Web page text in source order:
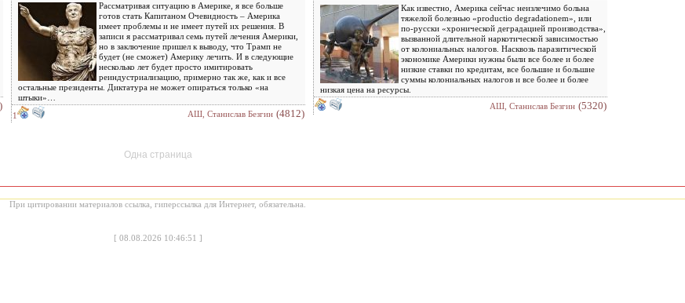
Рассматривая ситуацию в Америке, я все больше
готов стать Капитаном Очевидность – Америка
имеет проблемы и не имеет путей их решения. В
записи я рассматривал семь путей лечения Америки,
но в заключение пришел к выводу, что Трамп не
будет (не сможет) Америку лечить. И в следующие
несколько лет будет просто имитировать
реиндустриализацию, примерно так же, как и все
остальные президенты. Диктатура не может опираться только «на
штыки»…
1
АШ, Станислав Безгин (4812)
Как известно, Америка сейчас неизлечимо больна
тяжелой болезнью «productio degradationem», или
по-русски «хронической деградацией производства»,
вызванной длительной наркотической зависимостью
от колониальных налогов. Насквозь паразитической
экономике Америки нужны были все более и более
низкие ставки по кредитам, все большие и большие
суммы колониальных налогов и все более и более
низкая цена на ресурсы.
АШ, Станислав Безгин (5320)
Одна страница
При цитировании материалов ссылка, гиперссылка для Интернет, обязательна.
[ 08.08.2026 10:46:51 ]